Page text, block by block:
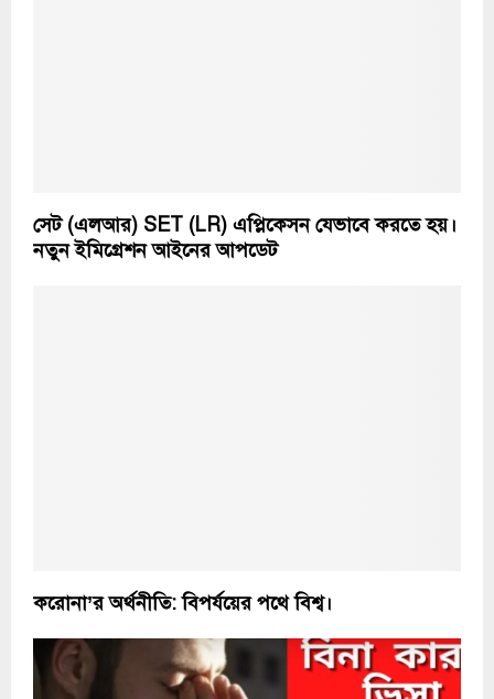
সেট (এলআর) SET (LR) এপ্লিকেসন যেভাবে করতে হয়।
নতুন ইমিগ্রেশন আইনের আপডেট
করোনা’র অর্থনীতি: বিপর্যয়ের পথে বিশ্ব।